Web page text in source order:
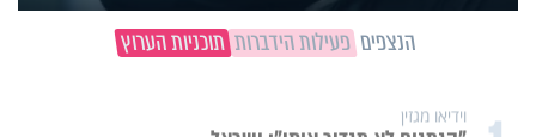
הנצפים פעילות הידברות תוכניות הערוץ
וידיאו מגזין